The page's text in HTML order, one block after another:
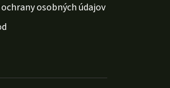
osobných údajov